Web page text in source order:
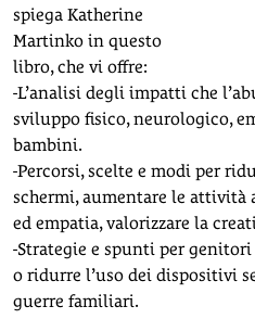
spiega Katherine
Martinko in questo
libro, che vi offre:
-L’analisi degli impatti che
sviluppo fisico, neurologico,
bambini.
-Percorsi, scelte e modi per
schermi, aumentare le attività
ed empatia, valorizzare la
-Strategie e spunti per
o ridurre l’uso dei dispositivi
guerre familiari.